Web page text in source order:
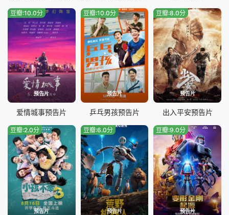
预告片
豆瓣:10.0分
爱情城事预告片
预告片
豆瓣:10.0分
乒乓男孩预告片
预告片
豆瓣:8.0分
出入平安预告片
预告片
豆瓣:2.0分
预告片
豆瓣:6.0分
预告片
豆瓣:9.0分